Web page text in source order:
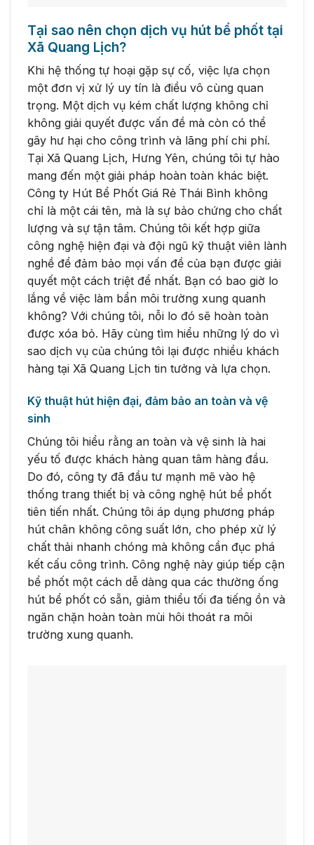
Tại sao nên chọn dịch vụ hút bể phốt tại
Xã Quang Lịch?
Khi hệ thống tự hoại gặp sự cố, việc lựa chọn
một đơn vị xử lý uy tín là điều vô cùng quan
trọng. Một dịch vụ kém chất lượng không chỉ
không giải quyết được vấn đề mà còn có thể
gây hư hại cho công trình và lãng phí chi phí.
Tại Xã Quang Lịch, Hưng Yên, chúng tôi tự hào
mang đến một giải pháp hoàn toàn khác biệt.
Công ty Hút Bể Phốt Giá Rẻ Thái Bình không
chỉ là một cái tên, mà là sự bảo chứng cho chất
lượng và sự tận tâm. Chúng tôi kết hợp giữa
công nghệ hiện đại và đội ngũ kỹ thuật viên lành
nghề để đảm bảo mọi vấn đề của bạn được giải
quyết một cách triệt để nhất. Bạn có bao giờ lo
lắng về việc làm bẩn môi trường xung quanh
không? Với chúng tôi, nỗi lo đó sẽ hoàn toàn
được xóa bỏ. Hãy cùng tìm hiểu những lý do vì
sao dịch vụ của chúng tôi lại được nhiều khách
hàng tại Xã Quang Lịch tin tưởng và lựa chọn.
Kỹ thuật hút hiện đại, đảm bảo an toàn và vệ
sinh
Chúng tôi hiểu rằng an toàn và vệ sinh là hai
yếu tố được khách hàng quan tâm hàng đầu.
Do đó, công ty đã đầu tư mạnh mẽ vào hệ
thống trang thiết bị và công nghệ hút bể phốt
tiên tiến nhất. Chúng tôi áp dụng phương pháp
hút chân không công suất lớn, cho phép xử lý
chất thải nhanh chóng mà không cần đục phá
kết cấu công trình. Công nghệ này giúp tiếp cận
bể phốt một cách dễ dàng qua các thường ống
hút bể phốt có sẵn, giảm thiểu tối đa tiếng ồn và
ngăn chặn hoàn toàn mùi hôi thoát ra môi
trường xung quanh.